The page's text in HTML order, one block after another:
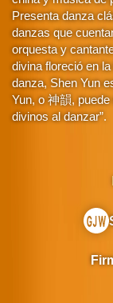
Presenta danza
danzas que
orquesta y
divina floreció en
danza, Shen Yun
Yun, o 神韻,
divinos al danzar”.